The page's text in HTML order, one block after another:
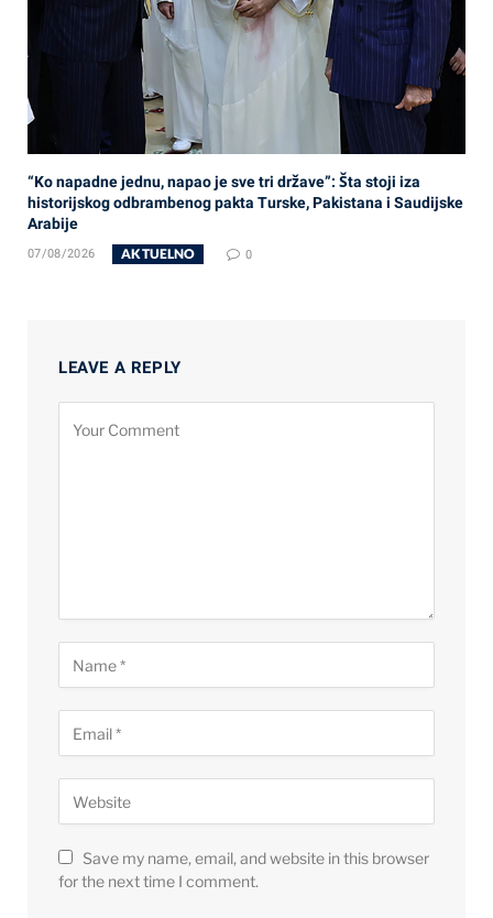
“Ko napadne jednu, napao je sve tri države”: Šta stoji iza
historijskog odbrambenog pakta Turske, Pakistana i Saudijske
Arabije
07/08/2026 AKTUELNO 0
LEAVE A REPLY
Save my name, email, and website in this browser
for the next time I comment.